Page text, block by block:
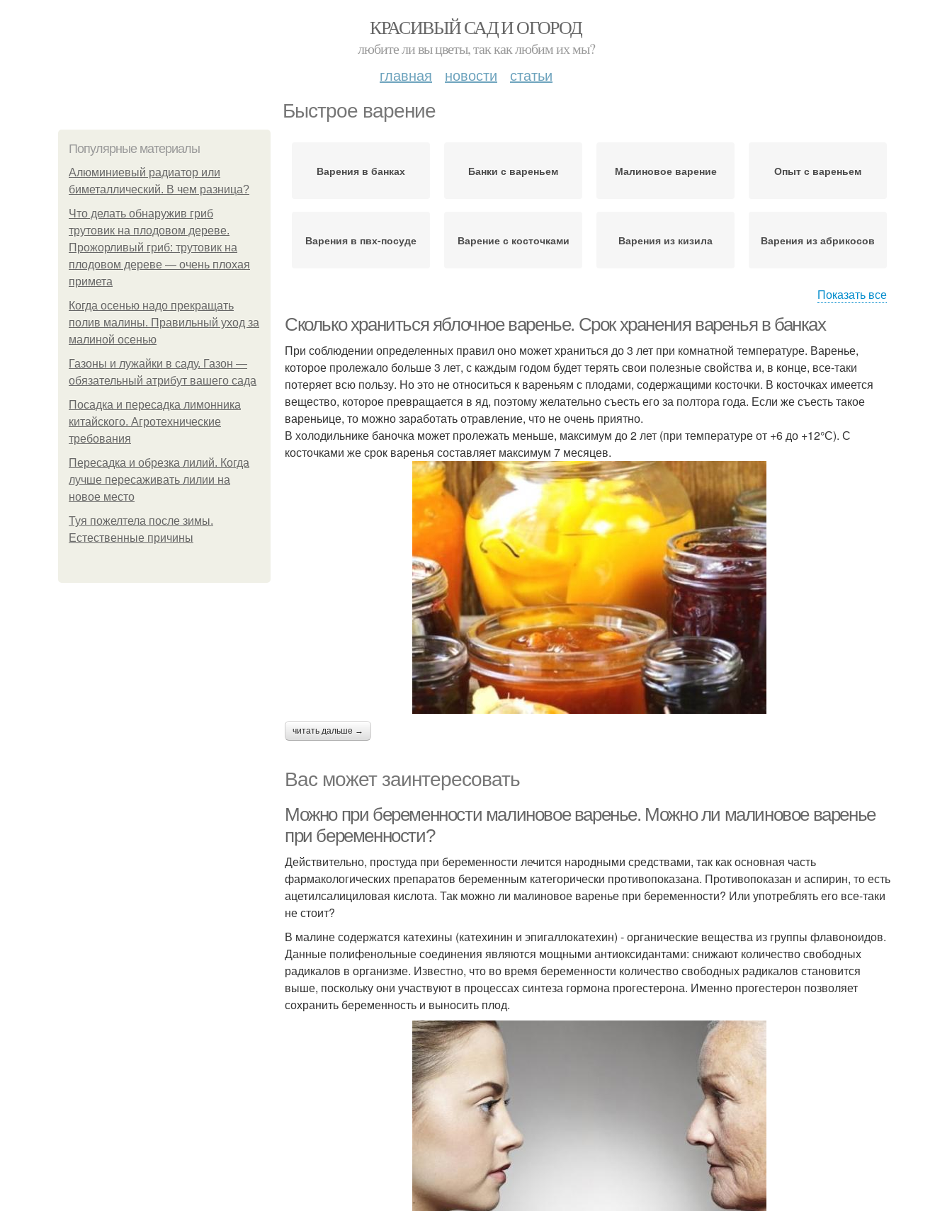
КРАСИВЫЙ САД И ОГОРОД
любите ли вы цветы, так как любим их мы?
главная новости статьи
Быстрое варение
Популярные материалы
Алюминиевый радиатор или
биметаллический. В чем разница?
Что делать обнаружив гриб
трутовик на плодовом дереве.
Прожорливый гриб: трутовик на
плодовом дереве — очень плохая
примета
Когда осенью надо прекращать
полив малины. Правильный уход за
малиной осенью
Газоны и лужайки в саду. Газон —
обязательный атрибут вашего сада
Посадка и пересадка лимонника
китайского. Агротехнические
требования
Пересадка и обрезка лилий. Когда
лучше пересаживать лилии на
новое место
Туя пожелтела после зимы.
Естественные причины
Варения в банках Банки с вареньем Малиновое варение Опыт с вареньем
Варения в пвх-посуде Варение с косточками Варения из кизила Варения из абрикосов
Варение из перетертых
абрикосов
Варение без сахара
Показать все
Сколько храниться яблочное варенье. Срок хранения варенья в банках
При соблюдении определенных правил оно может храниться до 3 лет при комнатной температуре. Варенье,
которое пролежало больше 3 лет, с каждым годом будет терять свои полезные свойства и, в конце, все-таки
потеряет всю пользу. Но это не относиться к вареньям с плодами, содержащими косточки. В косточках имеется
вещество, которое превращается в яд, поэтому желательно съесть его за полтора года. Если же съесть такое
вареньице, то можно заработать отравление, что не очень приятно.
В холодильнике баночка может пролежать меньше, максимум до 2 лет (при температуре от +6 до +12°С). С
косточками же срок варенья составляет максимум 7 месяцев.
читать дальше →
Вас может заинтересовать
Можно при беременности малиновое варенье. Можно ли малиновое варенье
при беременности?
Действительно, простуда при беременности лечится народными средствами, так как основная часть
фармакологических препаратов беременным категорически противопоказана. Противопоказан и аспирин, то есть
ацетилсалициловая кислота. Так можно ли малиновое варенье при беременности? Или употреблять его все-таки
не стоит?
В малине содержатся катехины (катехинин и эпигаллокатехин) - органические вещества из группы флавоноидов.
Данные полифенольные соединения являются мощными антиоксидантами: снижают количество свободных
радикалов в организме. Известно, что во время беременности количество свободных радикалов становится
выше, поскольку они участвуют в процессах синтеза гормона прогестерона. Именно прогестерон позволяет
сохранить беременность и выносить плод.